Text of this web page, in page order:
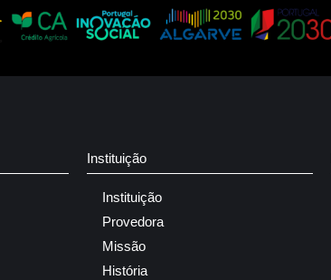
Instituição
Instituição
Provedora
Missão
História